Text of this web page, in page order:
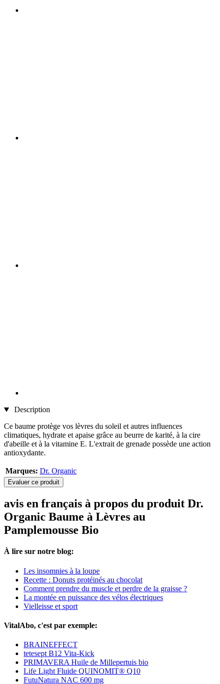
Description
Ce baume protège vos lèvres du soleil et autres influences
climatiques, hydrate et apaise grâce au beurre de karité, à la cire
d'abeille et à la vitamine E. L'extrait de grenade possède une action
antioxydante.
Marques: Dr. Organic
Evaluer ce produit
avis en français à propos du produit Dr.
Organic Baume à Lèvres au
Pamplemousse Bio
À lire sur notre blog:
Les insomnies à la loupe
Recette : Donuts protéinés au chocolat
Comment prendre du muscle et perdre de la graisse ?
La montée en puissance des vélos électriques
Vielleisse et sport
VitalAbo, c'est par exemple:
BRAINEFFECT
tetesept B12 Vita-Kick
PRIMAVERA Huile de Millepertuis bio
Life Light Fluide QUINOMIT® Q10
FutuNatura NAC 600 mg